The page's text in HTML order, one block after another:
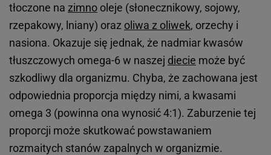
tłoczone na zimno oleje (słonecznikowy, sojowy,
rzepakowy, lniany) oraz oliwa z oliwek, orzechy i
nasiona. Okazuje się jednak, że nadmiar kwasów
tłuszczowych omega-6 w naszej diecie może być
szkodliwy dla organizmu. Chyba, że zachowana jest
odpowiednia proporcja między nimi, a kwasami
omega 3 (powinna ona wynosić 4:1). Zaburzenie tej
proporcji może skutkować powstawaniem
rozmaitych stanów zapalnych w organizmie.